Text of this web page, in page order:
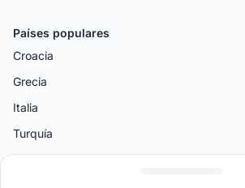
Países populares
Croacia
Grecia
Italia
Turquía
Bahamas